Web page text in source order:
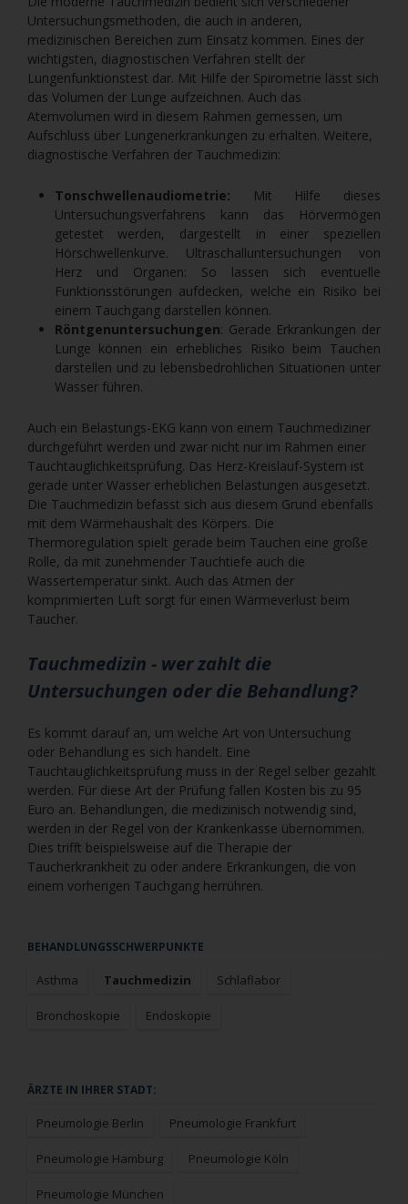
Untersuchungsmethoden, die auch in anderen,
medizinischen Bereichen zum Einsatz kommen. Eines der
wichtigsten, diagnostischen Verfahren stellt der
Lungenfunktionstest dar. Mit Hilfe der Spirometrie lässt sich
das Volumen der Lunge aufzeichnen. Auch das
Atemvolumen wird in diesem Rahmen gemessen, um
Aufschluss über Lungenerkrankungen zu erhalten. Weitere,
diagnostische Verfahren der Tauchmedizin:
Tonschwellenaudiometrie: Mit Hilfe dieses
Untersuchungsverfahrens kann das Hörvermögen
getestet werden, dargestellt in einer speziellen
Hörschwellenkurve. Ultraschalluntersuchungen von
Herz und Organen: So lassen sich eventuelle
Funktionsstörungen aufdecken, welche ein Risiko bei
einem Tauchgang darstellen können.
Röntgenuntersuchungen: Gerade Erkrankungen der
Lunge können ein erhebliches Risiko beim Tauchen
darstellen und zu lebensbedrohlichen Situationen unter
Wasser führen.
Auch ein Belastungs-EKG kann von einem Tauchmediziner
durchgeführt werden und zwar nicht nur im Rahmen einer
Tauchtauglichkeitsprüfung. Das Herz-Kreislauf-System ist
gerade unter Wasser erheblichen Belastungen ausgesetzt.
Die Tauchmedizin befasst sich aus diesem Grund ebenfalls
mit dem Wärmehaushalt des Körpers. Die
Thermoregulation spielt gerade beim Tauchen eine große
Rolle, da mit zunehmender Tauchtiefe auch die
Wassertemperatur sinkt. Auch das Atmen der
komprimierten Luft sorgt für einen Wärmeverlust beim
Taucher.
Tauchmedizin - wer zahlt die
Untersuchungen oder die Behandlung?
Es kommt darauf an, um welche Art von Untersuchung
oder Behandlung es sich handelt. Eine
Tauchtauglichkeitsprüfung muss in der Regel selber gezahlt
werden. Für diese Art der Prüfung fallen Kosten bis zu 95
Euro an. Behandlungen, die medizinisch notwendig sind,
werden in der Regel von der Krankenkasse übernommen.
Dies trifft beispielsweise auf die Therapie der
Taucherkrankheit zu oder andere Erkrankungen, die von
einem vorherigen Tauchgang herrühren.
Navigation
BEHANDLUNGSSCHWERPUNKTE
Asthma Tauchmedizin Schlaflabor
Bronchoskopie Endoskopie
Navigation
ÄRZTE IN IHRER STADT:
Pneumologie Berlin Pneumologie Frankfurt
Pneumologie Hamburg Pneumologie Köln
Pneumologie München